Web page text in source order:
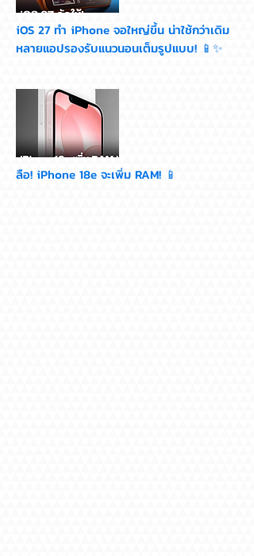
iOS 27 ทำ iPhone จอใหญ่ขึ้น น่าใช้กว่าเดิม
หลายแอปรองรับแนวนอนเต็มรูปแบบ! 📱✨
ลือ! iPhone 18e จะเพิ่ม RAM! 📱